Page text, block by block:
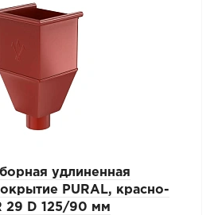
удлиненная
PURAL, красно-
29 D 125/90 мм